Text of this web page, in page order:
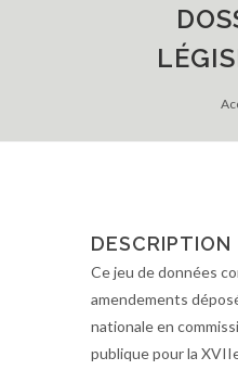
DESCRIPTION
Ce jeu de données
amendements
nationale en
publique pour la